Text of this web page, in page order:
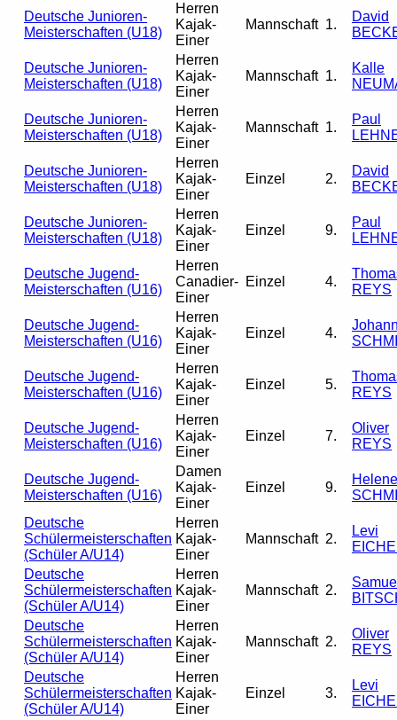
Deutsche Junioren-
Meisterschaften (U18)
Herren
Kajak-
Einer
Mannschaft 1.
David
Deutsche Junioren-
Meisterschaften (U18)
Herren
Kajak-
Einer
Mannschaft 1.
Kalle
Deutsche Junioren-
Meisterschaften (U18)
Herren
Kajak-
Einer
Mannschaft 1.
Paul
Deutsche Junioren-
Meisterschaften (U18)
Herren
Kajak-
Einer
Einzel 2.
David
Deutsche Junioren-
Meisterschaften (U18)
Herren
Kajak-
Einer
Einzel 9.
Paul
Deutsche Jugend-
Meisterschaften (U16)
Herren
Canadier-
Einer
Einzel 4.
REYS
Deutsche Jugend-
Meisterschaften (U16)
Herren
Kajak-
Einer
Einzel 4.
Deutsche Jugend-
Meisterschaften (U16)
Herren
Kajak-
Einer
Einzel 5.
REYS
Deutsche Jugend-
Meisterschaften (U16)
Herren
Kajak-
Einer
Einzel 7.
Oliver
REYS
Deutsche Jugend-
Meisterschaften (U16)
Damen
Kajak-
Einer
Einzel 9.
Helene
Deutsche
Schülermeisterschaften
(Schüler A/U14)
Herren
Kajak-
Einer
Mannschaft 2.
Levi
Deutsche
Schülermeisterschaften
(Schüler A/U14)
Herren
Kajak-
Einer
Mannschaft 2.
Deutsche
Schülermeisterschaften
(Schüler A/U14)
Herren
Kajak-
Einer
Mannschaft 2.
Oliver
REYS
Deutsche
Schülermeisterschaften
(Schüler A/U14)
Herren
Kajak-
Einer
Einzel 3.
Levi